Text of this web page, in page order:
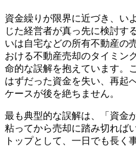
資金繰りが限界に近づき、い
じた経営者が真っ先に検討す
いは自宅などの所有不動産の
おける不動産売却のタイミン
命的な誤解を抱えています。
はずだった資金を失い、再起
ケースが後を絶ちません。
最も典型的な誤解は、「資金
粘ってから売却に踏み切れば
トップとして、一日でも長く